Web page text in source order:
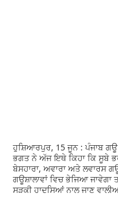
ਹੁਸ਼ਿਆਰਪੁਰ, 15 ਜੂਨ : ਪੰਜਾਬ
ਭਗਤ ਨੇ ਅੱਜ ਇਥੇ ਕਿਹਾ ਕਿ ਸੂਬੇ
ਬੇਸਹਾਰਾ, ਅਵਾਰਾ ਅਤੇ ਲਵਾਰਸ
ਗਊਸ਼ਾਲਾਵਾਂ ਵਿਚ ਭੇਜਿਆ ਜਾਵੇਗਾ
ਸੜਕੀ ਹਾਦਸਿਆਂ ਨਾਲ ਜਾਣ